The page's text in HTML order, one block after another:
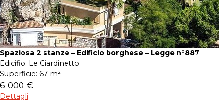
Spaziosa 2 stanze – Edificio borghese – Legge n°887
Edicifio: Le Giardinetto
Superficie: 67 m²
6 000 €
Dettagli